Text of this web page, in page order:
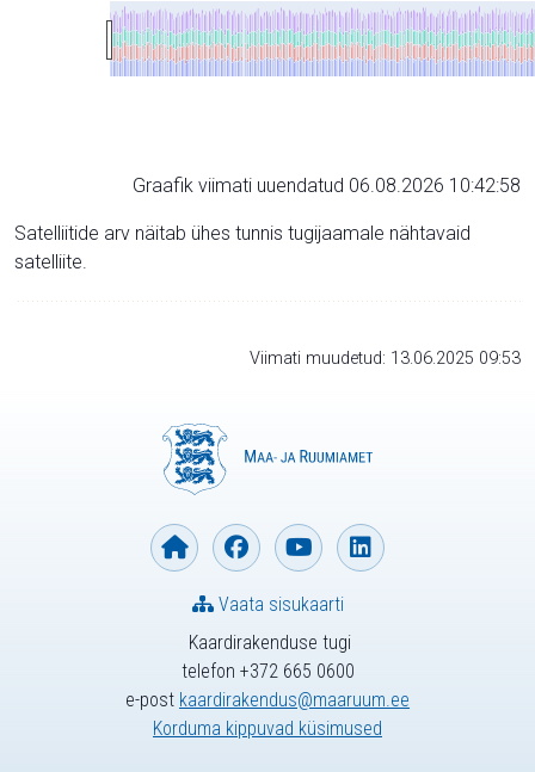
Graafik viimati uuendatud 06.08.2026 10:42:58
Satelliitide arv näitab ühes tunnis tugijaamale nähtavaid
satelliite.
Viimati muudetud: 13.06.2025 09:53
Kaardirakenduse tugi
telefon +372 665 0600
e-post kaardirakendus@maaruum.ee
Korduma kippuvad küsimused
Vaata sisukaarti